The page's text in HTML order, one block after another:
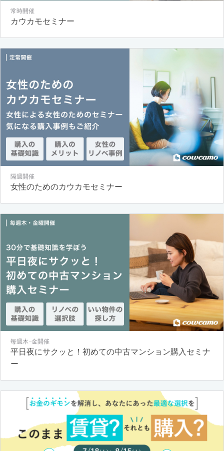
常時開催
カウカモセミナー
隔週開催
女性のためのカウカモセミナー
毎週木･金開催
平日夜にサクッと！初めての中古マンション購入セミナ
ー